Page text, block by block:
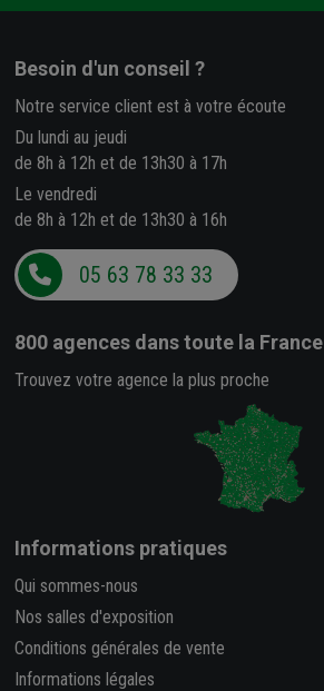
Besoin d'un conseil ?
Notre service client est à votre écoute
Du lundi au jeudi
de 8h à 12h et de 13h30 à 17h
Le vendredi
de 8h à 12h et de 13h30 à 16h
05 63 78 33 33
800 agences dans toute la France
Trouvez votre agence la plus proche
Informations pratiques
Qui sommes-nous
Nos salles d'exposition
Conditions générales de vente
Informations légales